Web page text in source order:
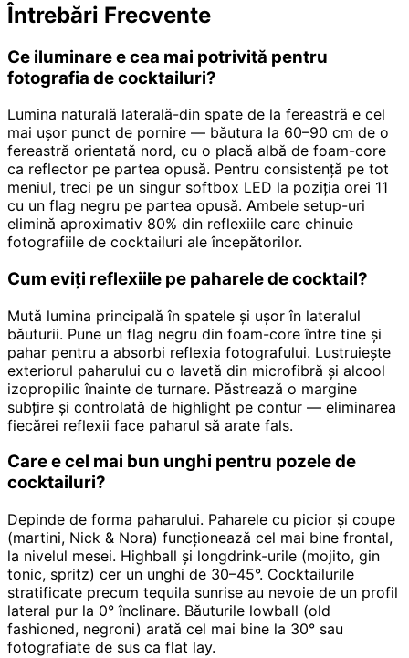
Întrebări Frecvente
Ce iluminare e cea mai potrivită pentru
fotografia de cocktailuri?
Lumina naturală laterală-din spate de la fereastră e cel
mai ușor punct de pornire — băutura la 60–90 cm de o
fereastră orientată nord, cu o placă albă de foam-core
ca reflector pe partea opusă. Pentru consistență pe tot
meniul, treci pe un singur softbox LED la poziția orei 11
cu un flag negru pe partea opusă. Ambele setup-uri
elimină aproximativ 80% din reflexiile care chinuie
fotografiile de cocktailuri ale începătorilor.
Cum eviți reflexiile pe paharele de cocktail?
Mută lumina principală în spatele și ușor în lateralul
băuturii. Pune un flag negru din foam-core între tine și
pahar pentru a absorbi reflexia fotografului. Lustruiește
exteriorul paharului cu o lavetă din microfibră și alcool
izopropilic înainte de turnare. Păstrează o margine
subțire și controlată de highlight pe contur — eliminarea
fiecărei reflexii face paharul să arate fals.
Care e cel mai bun unghi pentru pozele de
cocktailuri?
Depinde de forma paharului. Paharele cu picior și coupe
(martini, Nick & Nora) funcționează cel mai bine frontal,
la nivelul mesei. Highball și longdrink-urile (mojito, gin
tonic, spritz) cer un unghi de 30–45°. Cocktailurile
stratificate precum tequila sunrise au nevoie de un profil
lateral pur la 0° înclinare. Băuturile lowball (old
fashioned, negroni) arată cel mai bine la 30° sau
fotografiate de sus ca flat lay.